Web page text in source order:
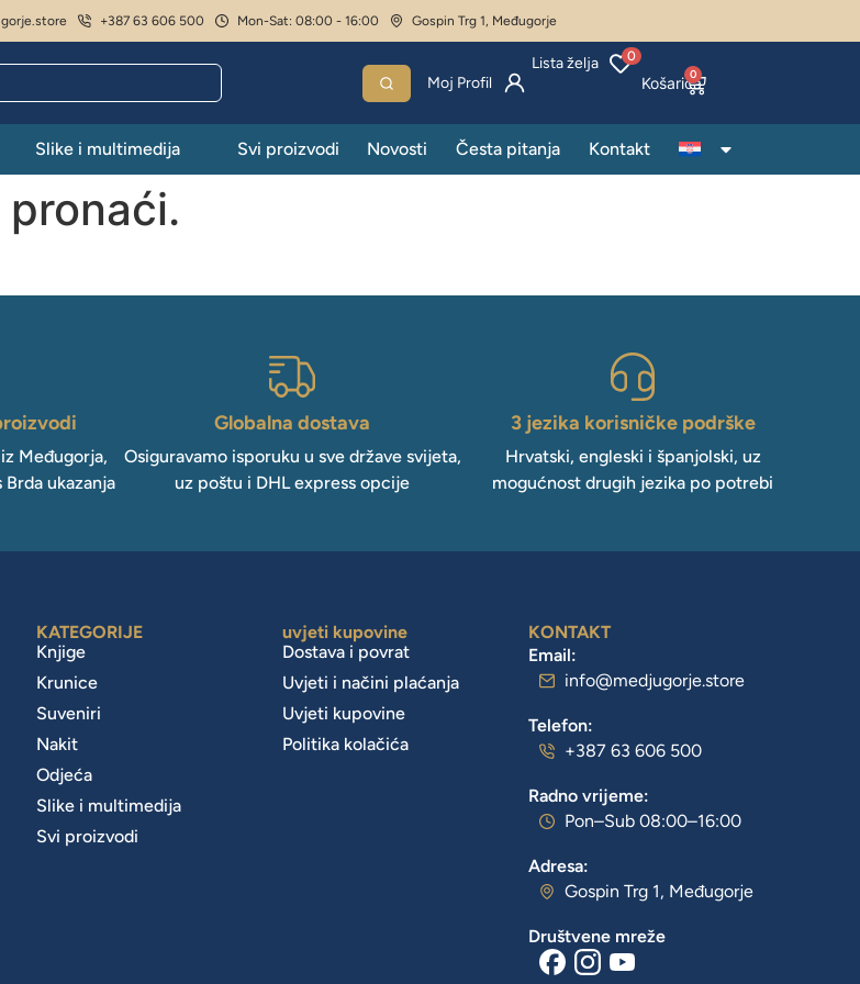
+387 63 606 500 Mon-Sat: 08:00 - 16:00 Gospin Trg 1, Međugorje
Lista želja 0
Moj Profil 0
Slike i multimedija Svi proizvodi Novosti Česta pitanja Kontakt
Međugorja,
ukazanja
Globalna dostava
Osiguravamo isporuku u sve države svijeta,
uz poštu i DHL express opcije
3 jezika korisničke podrške
Hrvatski, engleski i španjolski, uz
mogućnost drugih jezika po potrebi
KATEGORIJE
Knjige
Krunice
Suveniri
Nakit
Odjeća
Slike i multimedija
Svi proizvodi
uvjeti kupovine
Dostava i povrat
Uvjeti i načini plaćanja
Uvjeti kupovine
Politika kolačića
KONTAKT
Email:
info@medjugorje.store
Telefon:
+387 63 606 500
Radno vrijeme:
Pon–Sub 08:00–16:00
Adresa:
Gospin Trg 1, Međugorje
Društvene mreže